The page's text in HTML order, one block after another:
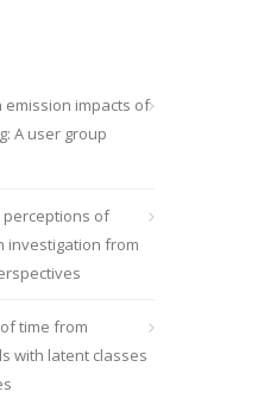
emission impacts of
A user group
perceptions of
investigation from
time from
with latent classes